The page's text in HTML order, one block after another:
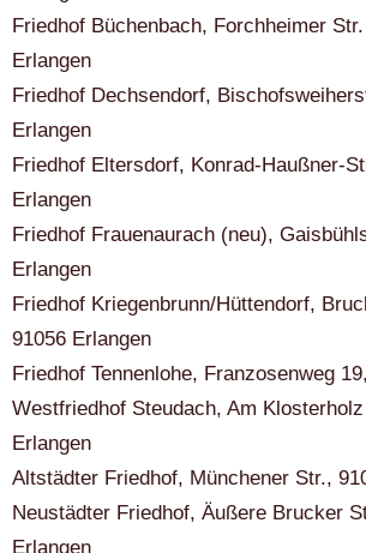
Friedhof Büchenbach, Forchheimer
Erlangen
Friedhof Dechsendorf,
Erlangen
Friedhof Eltersdorf, Konrad-Haußner-
Erlangen
Friedhof Frauenaurach (neu),
Erlangen
Friedhof Kriegenbrunn/Hüttendorf,
91056 Erlangen
Friedhof Tennenlohe, Franzosenweg
Westfriedhof Steudach, Am
Erlangen
Altstädter Friedhof, Münchener Str.,
Neustädter Friedhof, Äußere Brucker
Erlangen